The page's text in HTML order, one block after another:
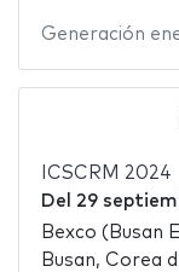
Generación
ICSCRM 2024
Del 29
Bexco (Busan
Busan, Corea